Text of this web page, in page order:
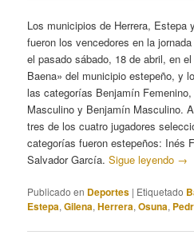
Los municipios de Herrera, Estepa
fueron los vencedores en la
el pasado sábado, 18 de abril, en
Baena» del municipio estepeño, y
las categorías Benjamín
Masculino y Benjamín Masculino.
tres de los cuatro jugadores
categorías fueron estepeños: Inés
Salvador García.Sigue leyendo →
Publicado en Deportes | Etiquetado
Estepa,Gilena,Herrera,Osuna,